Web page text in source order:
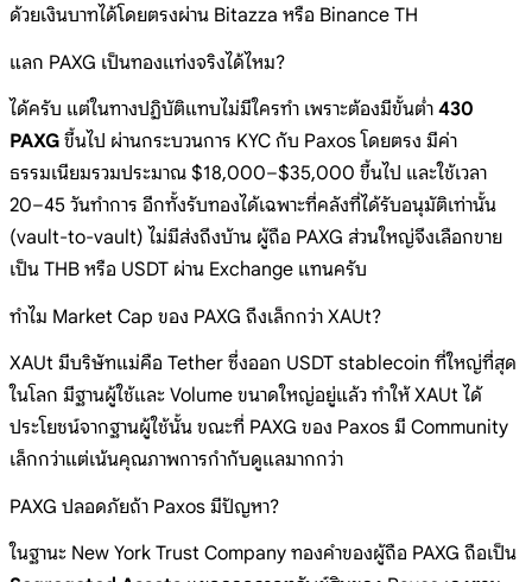
ด้วยเงินบาทได้โดยตรงผ่าน Bitazza หรือ Binance TH
แลก PAXG เป็นทองแท่งจริงได้ไหม?
ได้ครับ แต่ในทางปฏิบัติแทบไม่มีใครทำ เพราะต้องมีขั้นต่ำ 430
PAXG ขึ้นไป ผ่านกระบวนการ KYC กับ Paxos โดยตรง มีค่า
ธรรมเนียมรวมประมาณ $18,000–$35,000 ขึ้นไป และใช้เวลา
20–45 วันทำการ อีกทั้งรับทองได้เฉพาะที่คลังที่ได้รับอนุมัติเท่านั้น
(vault-to-vault) ไม่มีส่งถึงบ้าน ผู้ถือ PAXG ส่วนใหญ่จึงเลือกขาย
เป็น THB หรือ USDT ผ่าน Exchange แทนครับ
ทำไม Market Cap ของ PAXG ถึงเล็กกว่า XAUt?
XAUt มีบริษัทแม่คือ Tether ซึ่งออก USDT stablecoin ที่ใหญ่ที่สุด
ในโลก มีฐานผู้ใช้และ Volume ขนาดใหญ่อยู่แล้ว ทำให้ XAUt ได้
ประโยชน์จากฐานผู้ใช้นั้น ขณะที่ PAXG ของ Paxos มี Community
เล็กกว่าแต่เน้นคุณภาพการกำกับดูแลมากกว่า
PAXG ปลอดภัยถ้า Paxos มีปัญหา?
ในฐานะ New York Trust Company ทองคำของผู้ถือ PAXG ถือเป็น